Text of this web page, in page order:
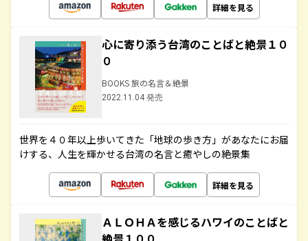
詳細を見る
心に寄り添う台湾のことばと絶景１０
０
BOOKS 旅の名言＆絶景
2022.11.04 発売
世界を４０年以上歩いてきた「地球の歩き方」があなたにお届
けする、人生を輝かせる台湾の名言と癒やしの絶景集
詳細を見る
ＡＬＯＨＡを感じるハワイのことばと